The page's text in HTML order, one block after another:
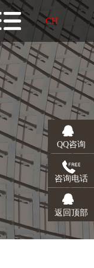
CH
CH
EN
QQ咨询
咨询电话
返回顶部